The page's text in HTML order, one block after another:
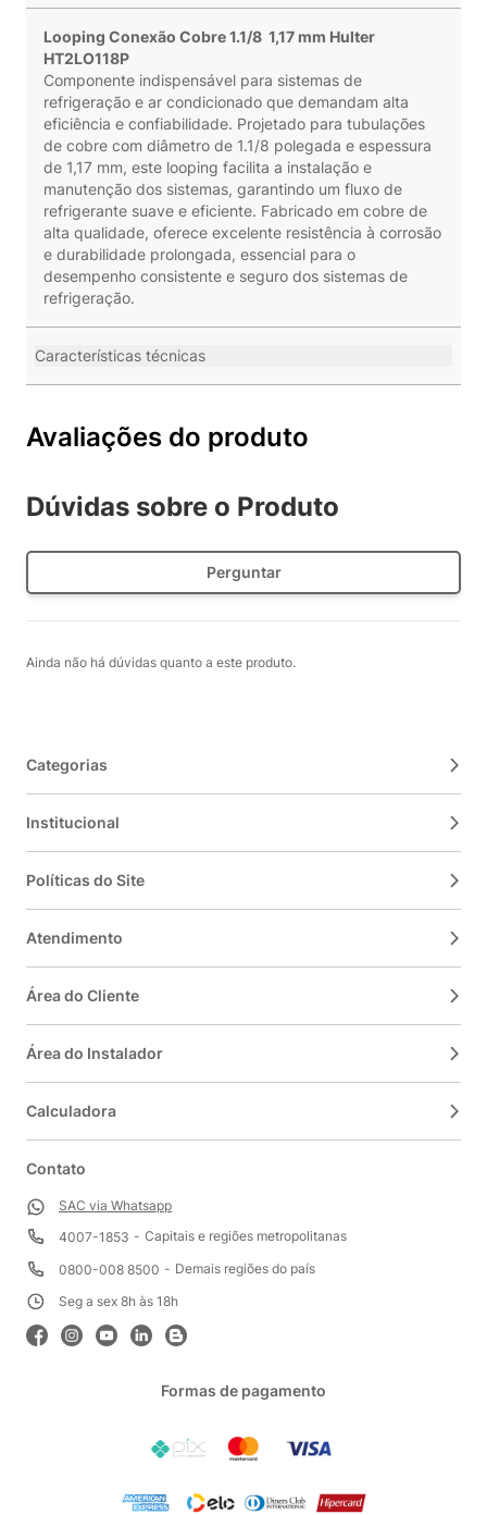
Looping Conexão Cobre 1.1/8 1,17 mm Hulter
HT2LO118P
Componente indispensável para sistemas de
refrigeração e ar condicionado que demandam alta
eficiência e confiabilidade. Projetado para tubulações
de cobre com diâmetro de 1.1/8 polegada e espessura
de 1,17 mm, este looping facilita a instalação e
manutenção dos sistemas, garantindo um fluxo de
refrigerante suave e eficiente. Fabricado em cobre de
alta qualidade, oferece excelente resistência à corrosão
e durabilidade prolongada, essencial para o
desempenho consistente e seguro dos sistemas de
refrigeração.
Características técnicas
Avaliações do produto
Dúvidas sobre o Produto
Perguntar
Ainda não há dúvidas quanto a este produto.
Categorias
Institucional
Políticas do Site
Atendimento
Área do Cliente
Área do Instalador
Calculadora
Contato
SAC via Whatsapp
4007-1853
Capitais e regiões metropolitanas
0800-008 8500
Demais regiões do país
Seg a sex 8h às 18h
Formas de pagamento